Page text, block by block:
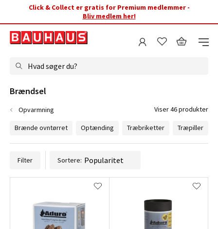
Click & Collect er gratis for Premium medlemmer -
Bliv medlem her!
Hvad søger du?
Filter Sortere:
Brændsel
Opvarmning Viser 46 produkter
Brænde ovntørret Optænding Træbriketter Træpiller